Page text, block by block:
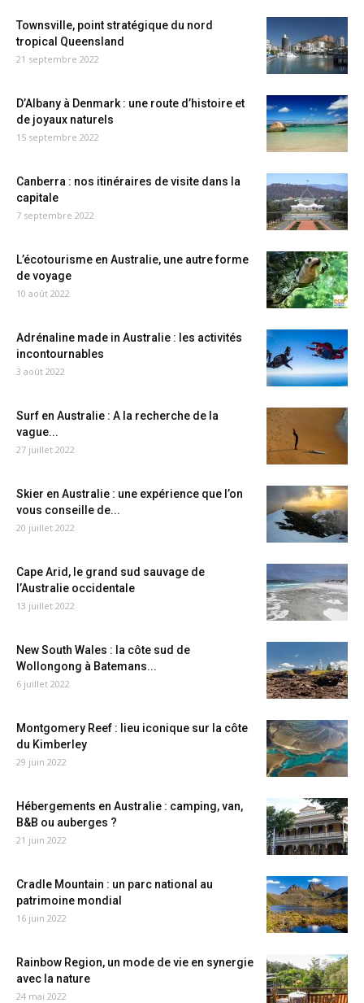
Townsville, point stratégique du nord
tropical Queensland
21 septembre 2022
D’Albany à Denmark : une route d’histoire et
de joyaux naturels
15 septembre 2022
Canberra : nos itinéraires de visite dans la
capitale
7 septembre 2022
L’écotourisme en Australie, une autre forme
de voyage
10 août 2022
Adrénaline made in Australie : les activités
incontournables
3 août 2022
Surf en Australie : A la recherche de la
vague...
27 juillet 2022
Skier en Australie : une expérience que l’on
vous conseille de...
20 juillet 2022
Cape Arid, le grand sud sauvage de
l’Australie occidentale
13 juillet 2022
New South Wales : la côte sud de
Wollongong à Batemans...
6 juillet 2022
Montgomery Reef : lieu iconique sur la côte
du Kimberley
29 juin 2022
Hébergements en Australie : camping, van,
B&B ou auberges ?
21 juin 2022
Cradle Mountain : un parc national au
patrimoine mondial
16 juin 2022
Rainbow Region, un mode de vie en synergie
avec la nature
24 mai 2022